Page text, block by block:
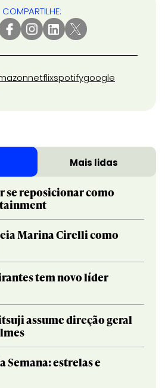
COMPARTILHE:
netflixspotifygoogle
Mais lidas
se reposicionar como
Marina Cirelli como
tem novo líder
assume direção geral
Semana: estrelas e